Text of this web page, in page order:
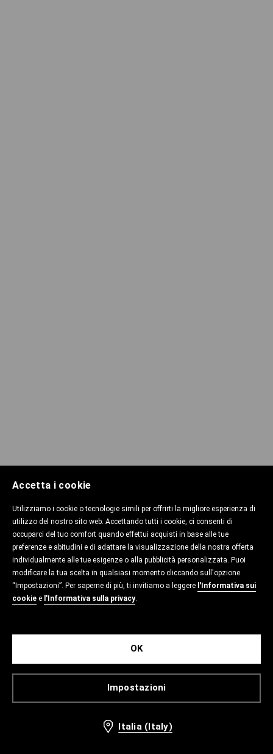
Accetta i cookie
Utilizziamo i cookie o tecnologie simili per offrirti la migliore esperienza di
utilizzo del nostro sito web. Accettando tutti i cookie, ci consenti di
occuparci del tuo comfort quando effettui acquisti in base alle tue
preferenze e abitudini e di adattare la visualizzazione della nostra offerta
individualmente alle tue esigenze o alla pubblicità personalizzata. Puoi
modificare la tua scelta in qualsiasi momento cliccando sull'opzione
“Impostazioni”. Per saperne di più, ti invitiamo a leggere l'Informativa sui
cookie e l'Informativa sulla privacy.
Impostazioni
OK
Italia (Italy)